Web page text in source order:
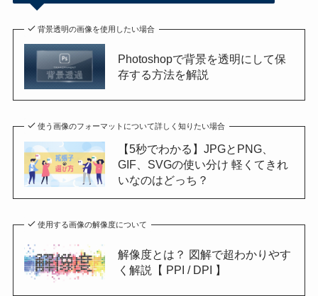
背景透明の画像を使用したい場合
Photoshopで背景を透明にして保
存する方法を解説
使う画像のフォーマットについて詳しく知りたい場合
【5秒でわかる】JPGとPNG、
GIF、SVGの使い分け 軽くてきれ
いなのはどっち？
使用する画像の解像度について
解像度とは？ 図解で超わかりやす
く解説【 PPI / DPI 】